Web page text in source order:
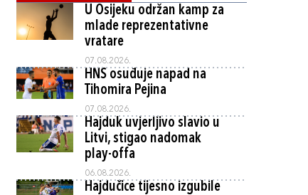
U Osijeku održan kamp za
mlade reprezentativne
vratare
07.08.2026.
HNS osuđuje napad na
Tihomira Pejina
07.08.2026.
Hajduk uvjerljivo slavio u
Litvi, stigao nadomak
play-offa
06.08.2026.
Hajdučice tijesno izgubile